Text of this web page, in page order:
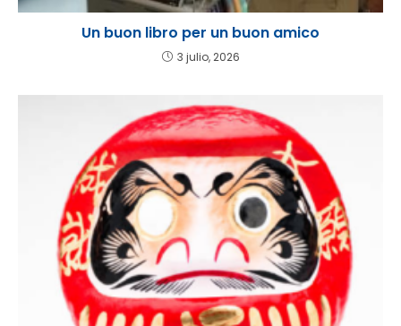
Un buon libro per un buon amico
3 julio, 2026